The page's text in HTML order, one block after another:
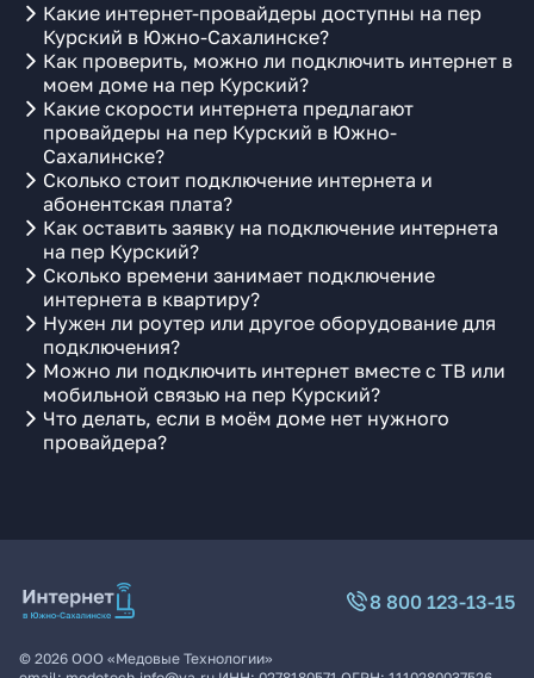
Какие интернет-провайдеры доступны на пер
Курский в Южно-Сахалинске?
Как проверить, можно ли подключить интернет в
моем доме на пер Курский?
Какие скорости интернета предлагают
провайдеры на пер Курский в Южно-
Сахалинске?
Сколько стоит подключение интернета и
абонентская плата?
Как оставить заявку на подключение интернета
на пер Курский?
Сколько времени занимает подключение
интернета в квартиру?
Нужен ли роутер или другое оборудование для
подключения?
Можно ли подключить интернет вместе с ТВ или
мобильной связью на пер Курский?
Что делать, если в моём доме нет нужного
провайдера?
8 800 123-13-15
© 2026 ООО «Медовые Технологии»